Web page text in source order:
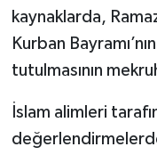
kaynaklarda,
Kurban
tutulmasının
İslam alimleri